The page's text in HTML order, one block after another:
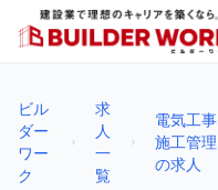
ビル
ダー
ワー
ク
求
人
一
覧
電気工事
施工管理
の求人